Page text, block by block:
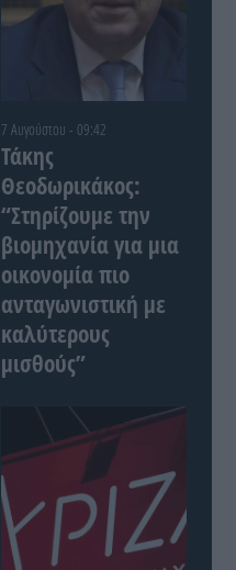
7 Αυγούστου - 09:42
Τάκης
Θεοδωρικάκος:
“Στηρίζουμε την
βιομηχανία για μια
οικονομία πιο
ανταγωνιστική με
καλύτερους
μισθούς”